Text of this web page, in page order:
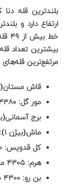
ارتفاع دارد و
مرتفع‌ترین
قاش مستان(بیژن ۳):
مور گل: ۴۳۸۰ متر
برج آسمانی(بیژن ۲) :
ماش(بیژن ۱): ۴۳۷۰ متر
کل قدویس: ۴۳۴۰ متر
هرم: ۴۳۰۵ متر
بن رو: ۴۳۰۰ متر